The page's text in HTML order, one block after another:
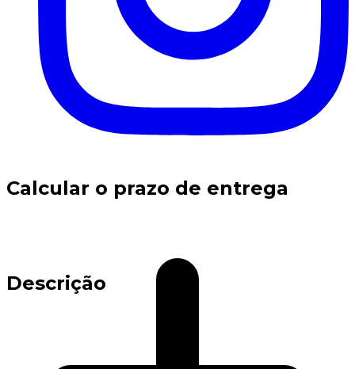
Calcular o prazo de entrega
Descrição